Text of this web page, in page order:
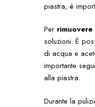
piastra, è
Per
soluzioni. È
di acqua e
importante
alla piastra.
Durante la